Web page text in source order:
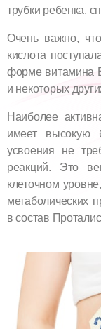
трубки ребенка,
Очень важно,
кислота
форме витамина
и некоторых
Наиболее
имеет высокую
усвоения не
реакций. Это
клеточном
метаболических
в состав